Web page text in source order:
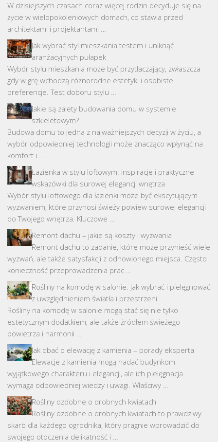
W dzisiejszych czasach coraz więcej rodzin decyduje się na
życie w wielopokoleniowych domach, co stawia przed
architektami i projektantami …
Jak wybrać styl mieszkania testem i uniknąć
aranżacyjnych pułapek
Wybór stylu mieszkania może być przytłaczający, zwłaszcza
gdy w grę wchodzą różnorodne estetyki i osobiste
preferencje. Test doboru stylu …
Jakie są zalety budowania domu w systemie
szkieletowym?
Budowa domu to jedna z najważniejszych decyzji w życiu, a
wybór odpowiedniej technologii może znacząco wpłynąć na
komfort i …
Łazienka w stylu loftowym: inspiracje i praktyczne
wskazówki dla surowej elegancji wnętrza
Wybór stylu loftowego dla łazienki może być ekscytującym
wyzwaniem, które przynosi świeży powiew surowej elegancji
do Twojego wnętrza. Kluczowe …
Remont dachu – jakie są koszty i wyzwania
Remont dachu to zadanie, które może przynieść wiele
wyzwań, ale także satysfakcji z odnowionego miejsca. Często
konieczność przeprowadzenia prac …
Rośliny na komodę w salonie: jak wybrać i pielęgnować
z uwzględnieniem światła i przestrzeni
Rośliny na komodę w salonie mogą stać się nie tylko
estetycznym dodatkiem, ale także źródłem świeżego
powietrza i harmonii …
Jak dbać o elewację z kamienia – porady eksperta
Elewacje z kamienia mogą nadać budynkom
wyjątkowego charakteru i elegancji, ale ich pielęgnacja
wymaga odpowiedniej wiedzy i uwagi. Właściwy …
Rośliny ozdobne o drobnych kwiatach
Rośliny ozdobne o drobnych kwiatach to prawdziwy
skarb dla każdego ogrodnika, który pragnie wprowadzić do
swojego otoczenia delikatność i …